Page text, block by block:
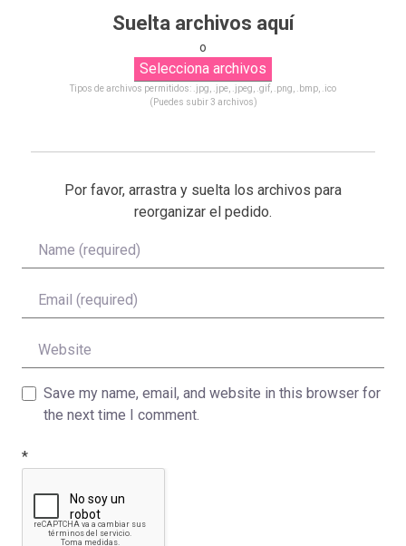
Suelta archivos aquí
o
Tipos de archivos permitidos: .jpg, .jpe, .jpeg, .gif, .png, .bmp, .ico
(Puedes subir 3 archivos)
Por favor, arrastra y suelta los archivos para
reorganizar el pedido.
Name
Email
Website
Save my name, email, and website in this browser for
the next time I comment.
*